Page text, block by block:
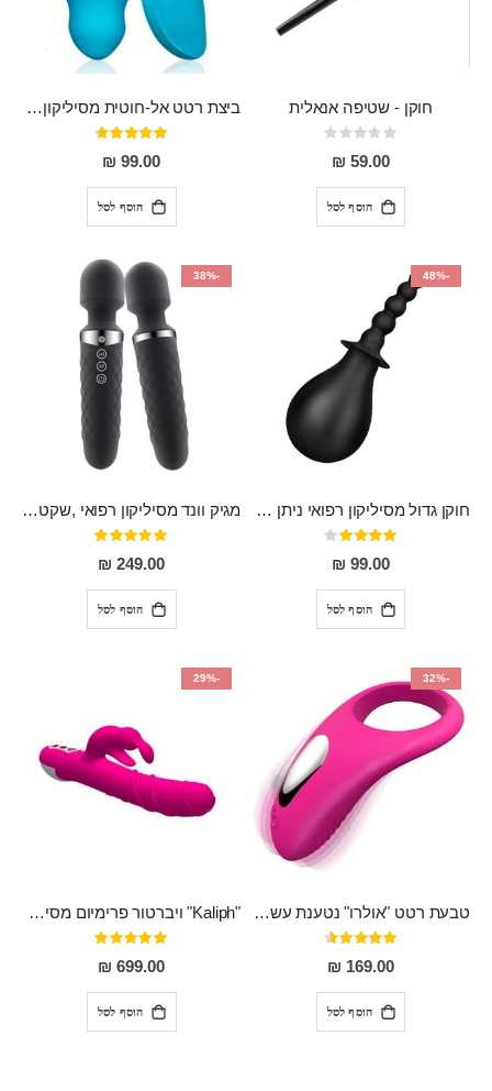
חוקן - שטיפה אנאלית
Rating:
0%
59.00 ₪
הוסף לסל
ביצת רטט אל-חוטית מסיליקון רפואי בגודל של 8 ס"מ ורוחב 3 ס"מ בעלת 20 מהירויות שונות "ENKI"
דירוג:
93%
99.00 ₪
הוסף לסל
-48%
חוקן גדול מסיליקון רפואי ניתן לשימוש גם כפלאג וגם כחרוזים אנאלים
דירוג:
80%
99.00 ₪
הוסף לסל
-38%
מגיק וונד מסיליקון רפואי ,שקט במיוחד, נטען בעל 10 מהירויות שונות "Erna"
דירוג:
100%
249.00 ₪
הוסף לסל
-32%
טבעת רטט "אולרו" נטענת עשויה סיליקון רפואי עם רטט חזק ומטריף חושים
דירוג:
91%
169.00 ₪
הוסף לסל
-29%
"Kaliph" ויברטור פרימיום מסיליקון רפואי , נטען, שקט במיוחד, מסתובב ומתפתל, שמנמן עם חדירה 14 סמ
דירוג:
100%
699.00 ₪
הוסף לסל